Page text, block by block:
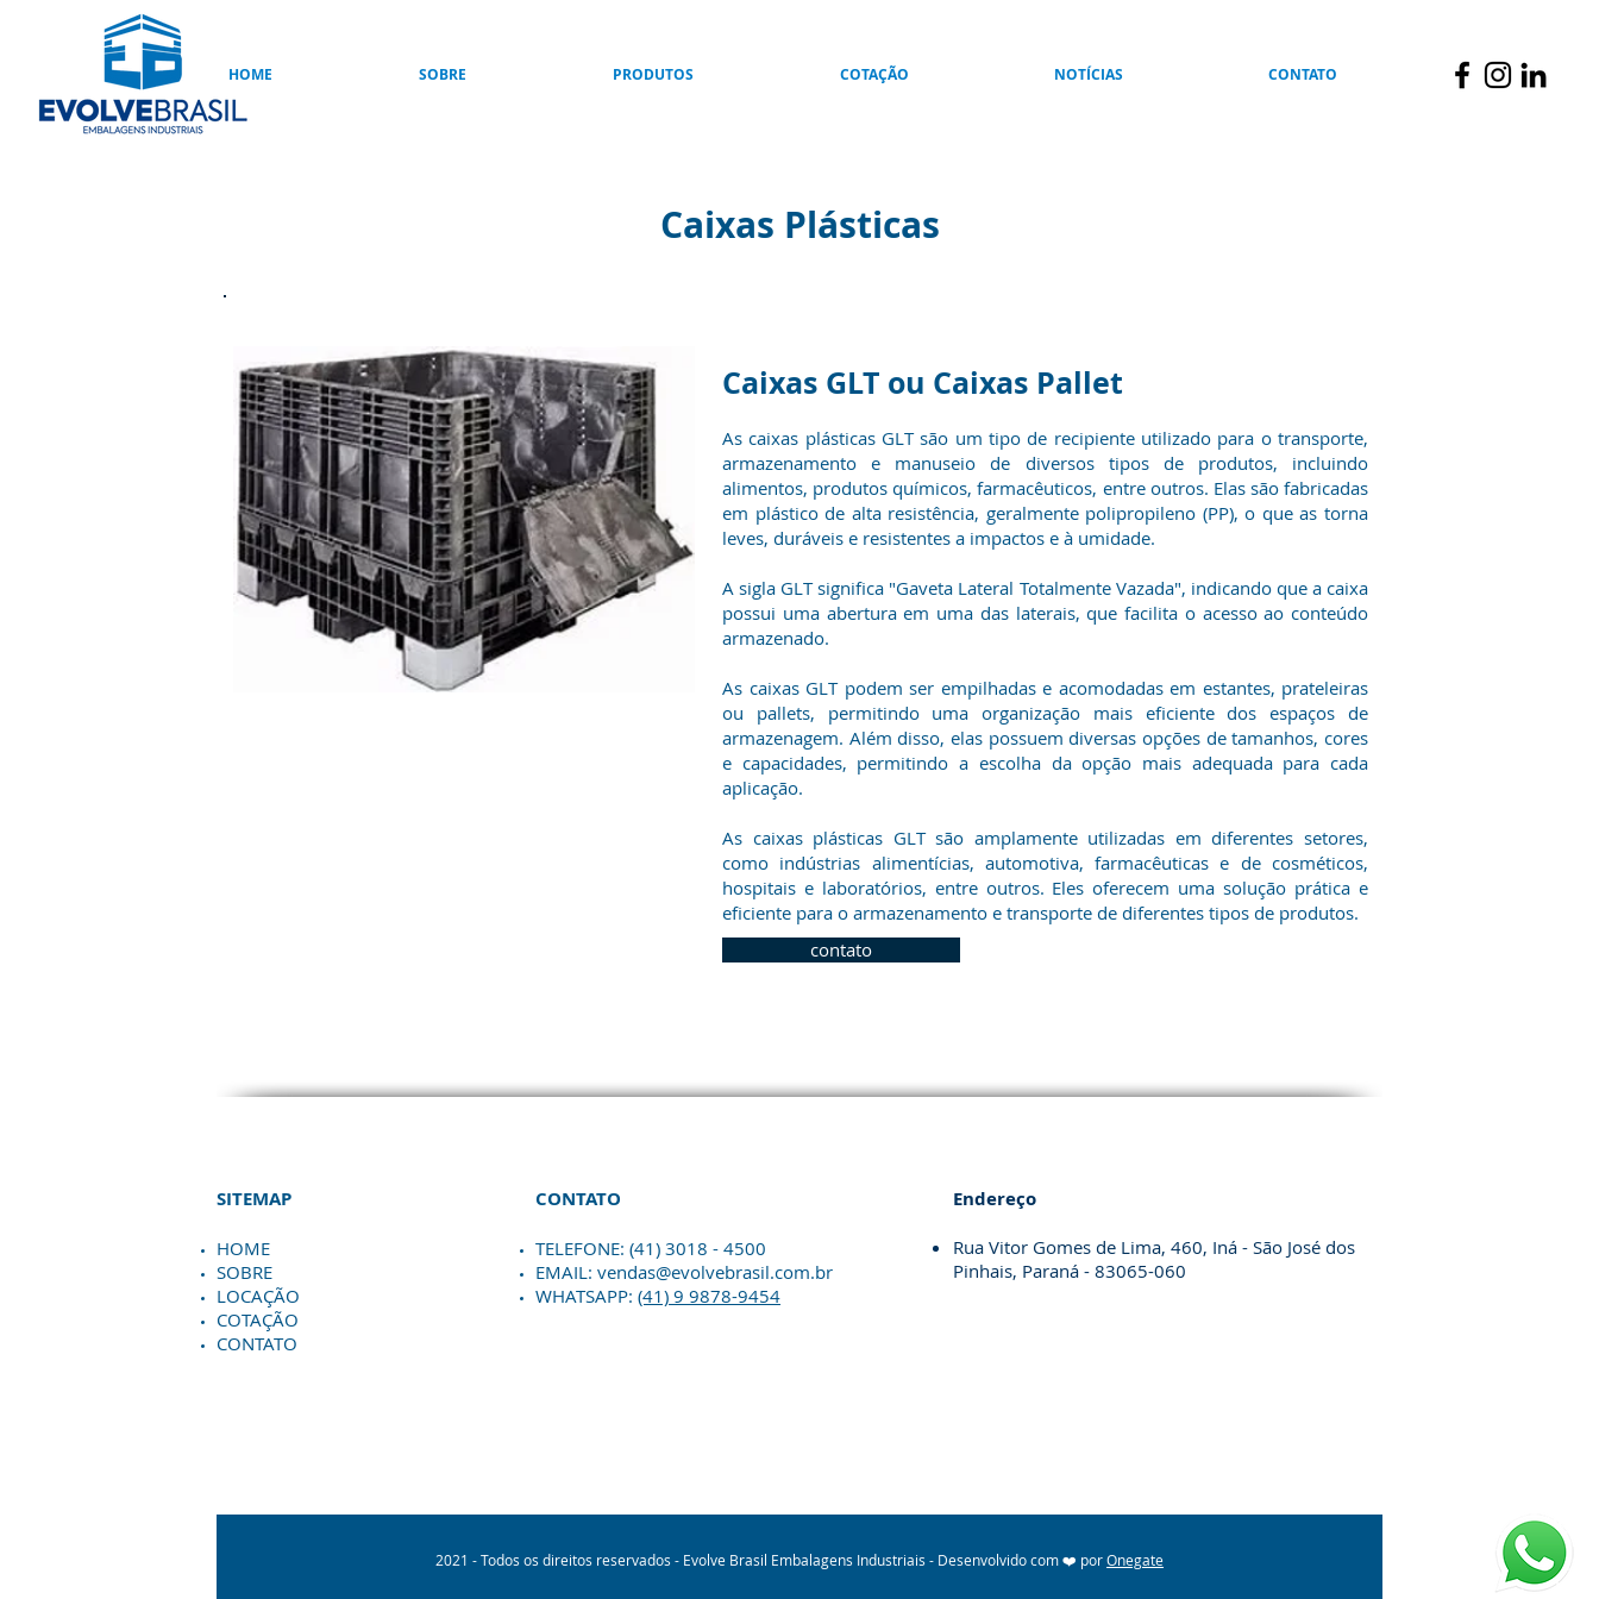
HOME SOBRE PRODUTOS COTAÇÃO NOTÍCIAS CONTATO
Caixas Plásticas
Caixas GLT ou Caixas Pallet
As caixas plásticas GLT são um tipo de recipiente utilizado para o transporte,
armazenamento e manuseio de diversos tipos de produtos, incluindo
alimentos, produtos químicos, farmacêuticos, entre outros. Elas são fabricadas
em plástico de alta resistência, geralmente polipropileno (PP), o que as torna
leves, duráveis e resistentes a impactos e à umidade.
A sigla GLT significa "Gaveta Lateral Totalmente Vazada", indicando que a caixa
possui uma abertura em uma das laterais, que facilita o acesso ao conteúdo
armazenado.
As caixas GLT podem ser empilhadas e acomodadas em estantes, prateleiras
ou pallets, permitindo uma organização mais eficiente dos espaços de
armazenagem. Além disso, elas possuem diversas opções de tamanhos, cores
e capacidades, permitindo a escolha da opção mais adequada para cada
aplicação.
As caixas plásticas GLT são amplamente utilizadas em diferentes setores,
como indústrias alimentícias, automotiva, farmacêuticas e de cosméticos,
hospitais e laboratórios, entre outros. Eles oferecem uma solução prática e
eficiente para o armazenamento e transporte de diferentes tipos de produtos.
contato
SITEMAP
HOME
SOBRE
LOCAÇÃO
COTAÇÃO
CONTATO
CONTATO
TELEFONE: (41) 3018 - 4500
EMAIL: vendas@evolvebrasil.com.br
WHATSAPP: (41) 9 9878-9454
Endereço
Rua Vitor Gomes de Lima, 460, Iná - São José dos
Pinhais, Paraná - 83065-060
2021 - Todos os direitos reservados - Evolve Brasil Embalagens Industriais - Desenvolvido com ❤️ porOnegate